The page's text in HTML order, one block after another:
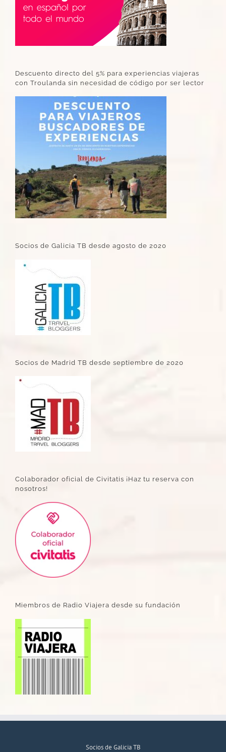
Descuento directo del 5% para experiencias viajeras
con Troulanda sin necesidad de código por ser lector
Socios de Galicia TB desde agosto de 2020
Socios de Madrid TB desde septiembre de 2020
Colaborador oficial de Civitatis ¡Haz tu reserva con
nosotros!
Miembros de Radio Viajera desde su fundación
Socios de Galicia TB